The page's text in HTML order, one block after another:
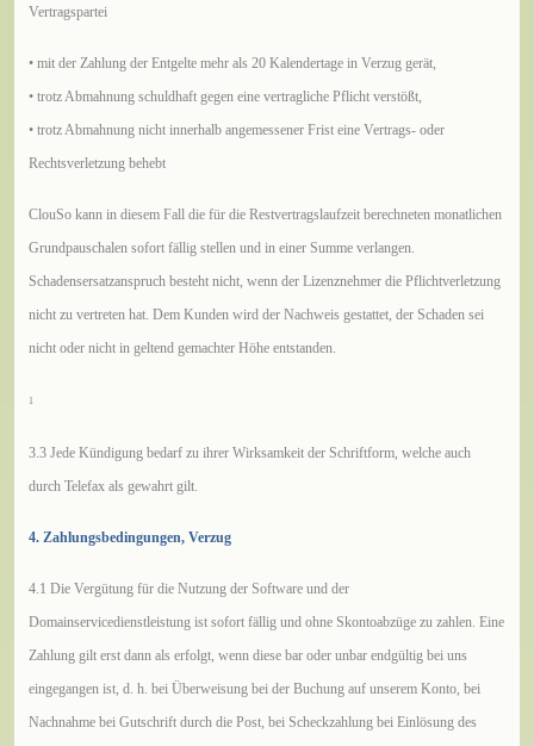
Vertragspartei
• mit der Zahlung der Entgelte mehr als 20 Kalendertage in Verzug gerät,
• trotz Abmahnung schuldhaft gegen eine vertragliche Pflicht verstößt,
• trotz Abmahnung nicht innerhalb angemessener Frist eine Vertrags- oder
Rechtsverletzung behebt
ClouSo kann in diesem Fall die für die Restvertragslaufzeit berechneten monatlichen
Grundpauschalen sofort fällig stellen und in einer Summe verlangen.
Schadensersatzanspruch besteht nicht, wenn der Lizenznehmer die Pflichtverletzung
nicht zu vertreten hat. Dem Kunden wird der Nachweis gestattet, der Schaden sei
nicht oder nicht in geltend gemachter Höhe entstanden.
1
3.3 Jede Kündigung bedarf zu ihrer Wirksamkeit der Schriftform, welche auch
durch Telefax als gewahrt gilt.
4. Zahlungsbedingungen, Verzug
4.1 Die Vergütung für die Nutzung der Software und der
Domainservicedienstleistung ist sofort fällig und ohne Skontoabzüge zu zahlen. Eine
Zahlung gilt erst dann als erfolgt, wenn diese bar oder unbar endgültig bei uns
eingegangen ist, d. h. bei Überweisung bei der Buchung auf unserem Konto, bei
Nachnahme bei Gutschrift durch die Post, bei Scheckzahlung bei Einlösung des